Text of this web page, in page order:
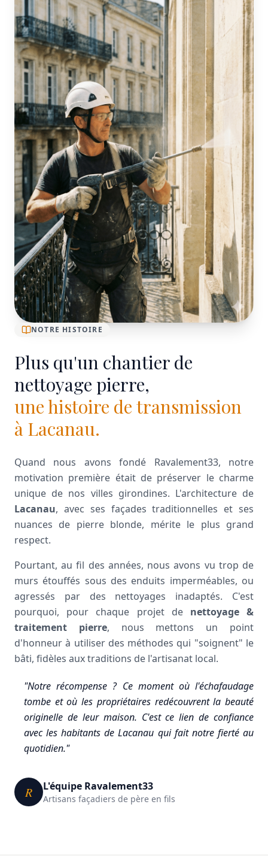
NOTRE HISTOIRE
Plus qu'un chantier de
nettoyage pierre,
une histoire de transmission
à Lacanau.
Quand nous avons fondé Ravalement33, notre
motivation première était de préserver le charme
unique de nos villes girondines. L'architecture de
Lacanau, avec ses façades traditionnelles et ses
nuances de pierre blonde, mérite le plus grand
respect.
Pourtant, au fil des années, nous avons vu trop de
murs étouffés sous des enduits imperméables, ou
agressés par des nettoyages inadaptés. C'est
pourquoi, pour chaque projet de nettoyage &
traitement pierre, nous mettons un point
d'honneur à utiliser des méthodes qui "soignent" le
bâti, fidèles aux traditions de l'artisanat local.
"Notre récompense ? Ce moment où l'échafaudage
tombe et où les propriétaires redécouvrent la beauté
originelle de leur maison. C'est ce lien de confiance
avec les habitants de Lacanau qui fait notre fierté au
quotidien."
R L'équipe Ravalement33
Artisans façadiers de père en fils